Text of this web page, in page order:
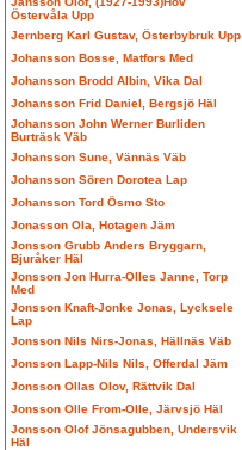
Östervåla Upp
Jernberg Karl Gustav, Österbybruk Upp
Johansson Bosse, Matfors Med
Johansson Brodd Albin, Vika Dal
Johansson Frid Daniel, Bergsjö Häl
Johansson John Werner Burliden
Burträsk Väb
Johansson Sune, Vännäs Väb
Johansson Sören Dorotea Lap
Johansson Tord Ösmo Sto
Jonasson Ola, Hotagen Jäm
Jonsson Grubb Anders Bryggarn,
Bjuråker Häl
Jonsson Jon Hurra-Olles Janne, Torp
Med
Jonsson Knaft-Jonke Jonas, Lycksele
Lap
Jonsson Nils Nirs-Jonas, Hällnäs Väb
Jonsson Lapp-Nils Nils, Offerdal Jäm
Jonsson Ollas Olov, Rättvik Dal
Jonsson Olle From-Olle, Järvsjö Häl
Jonsson Olof Jönsagubben, Undersvik
Häl